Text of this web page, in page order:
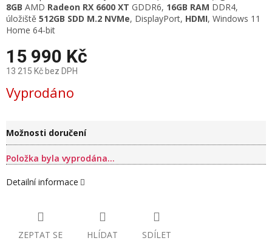
8GB AMD Radeon RX 6600 XT GDDR6, 16GB RAM DDR4,
úložiště 512GB SDD M.2 NVMe, DisplayPort, HDMI, Windows 11
Home 64-bit
15 990 Kč
13 215 Kč bez DPH
Měrná
cena:
Vyprodáno
Možnosti doručení
Položka byla vyprodána…
Detailní informace
ZEPTAT SE HLÍDAT SDÍLET